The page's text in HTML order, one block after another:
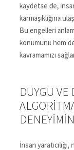
kaydetse de,
karmaşıklığına
Bu engelleri
konumunu hem
kavramamızı
DUYGU
İnsan